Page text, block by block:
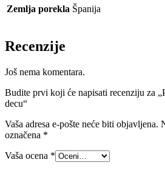
Zemlja porekla Španija
Recenzije
Još nema komentara.
Budite prvi koji će napisati recenziju za
decu“
Vaša adresa e-pošte neće biti objavljena.
označena *
Vaša ocena *